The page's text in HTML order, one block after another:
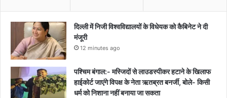
दिल्ली में निजी विश्वविद्यालयों के विधेयक को कैबिनेट ने दी
मंजूरी
12 minutes ago
पश्चिम बंगाल:- मस्जिदों से लाउडस्पीकर हटाने के खिलाफ
हाईकोर्ट जाएंगे विपक्ष के नेता ऋतब्रत बनर्जी, बोले- किसी
धर्म को निशाना नहीं बनाया जा सकता